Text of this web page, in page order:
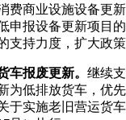
费商业设施设备更
申报设备更新项目
支持力度，扩大政策
车报废更新。 继续
为低排放货车，优
于实施老旧营运货车